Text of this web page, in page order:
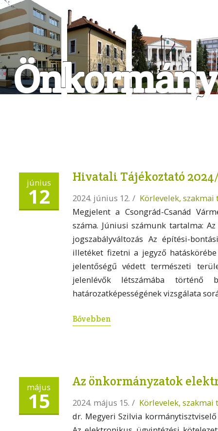
június
12
Hivatali Tájékoztató 2024/
2024. június 12. / Körlevelek,
Megjelent a Csongrád-Csanád
száma. Júniusi számunk tartalma:
jogszabályváltozás Az építési-
illetéket fizetni a jegyző
jelentőségű védett természeti
jelenlévők létszámába történő
határozatképességének vizsgálata
Bővebben
május
15
Az önkormányzatok
2024. május 15. / Körlevelek, szakmai
dr. Megyeri Szilvia